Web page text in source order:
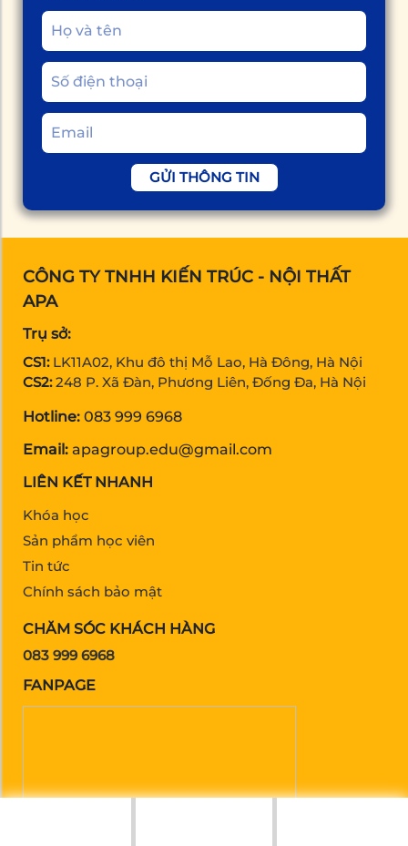
GỬI THÔNG TIN
CÔNG TY TNHH KIẾN TRÚC - NỘI THẤT
APA
Trụ sở:
CS1: LK11A02, Khu đô thị Mỗ Lao, Hà Đông, Hà Nội
CS2: 248 P. Xã Đàn, Phương Liên, Đống Đa, Hà Nội
Hotline: 083 999 6968
Email: apagroup.edu@gmail.com
LIÊN KẾT NHANH
Khóa học
Sản phẩm học viên
Tin tức
Chính sách bảo mật
CHĂM SÓC KHÁCH HÀNG
083 999 6968
FANPAGE